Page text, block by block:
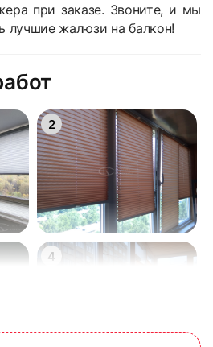
при заказе. Звоните, и мы
лучшие жалюзи на балкон!
2
4